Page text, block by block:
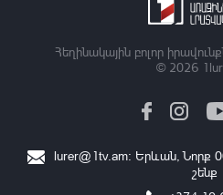
Հեղինակային բոլոր
© 2026
lurer@1tv.am։ Երևան, Նորք
շենք